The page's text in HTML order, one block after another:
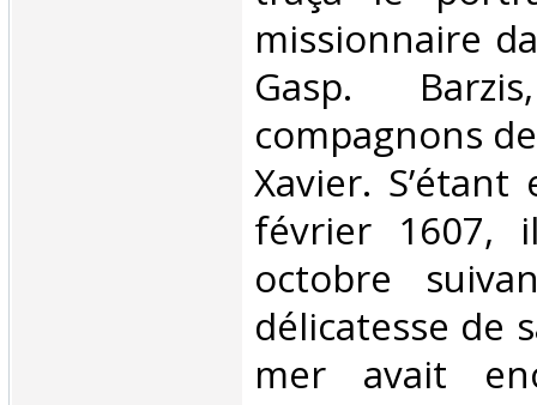
missionnaire
Gasp.
compagnons
Xavier.
février 1607,
octobre
délicatesse de
mer avait